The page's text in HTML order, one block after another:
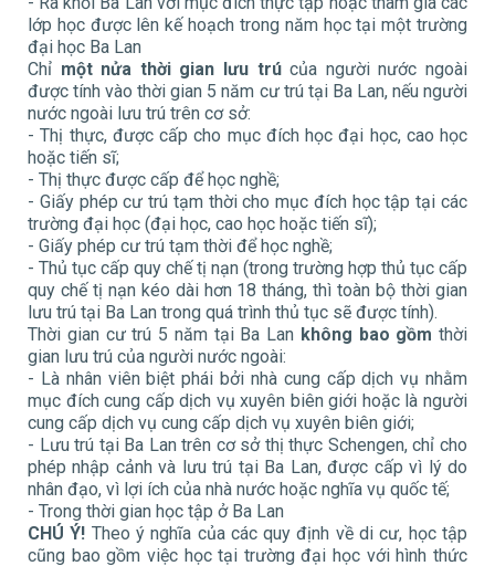
lớp học được lên kế hoạch trong năm học tại một trường
đại học Ba Lan
Chỉ một nửa thời gian lưu trúcủa người nước ngoài
được tính vào thời gian 5 năm cư trú tại Ba Lan, nếu người
nước ngoài lưu trú trên cơ sở:
- Thị thực, được cấp cho mục đích học đại học, cao học
hoặc tiến sĩ;
- Thị thực được cấp để học nghề;
- Giấy phép cư trú tạm thời cho mục đích học tập tại các
trường đại học (đại học, cao học hoặc tiến sĩ);
- Giấy phép cư trú tạm thời để học nghề;
- Thủ tục cấp quy chế tị nạn (trong trường hợp thủ tục cấp
quy chế tị nạn kéo dài hơn 18 tháng, thì toàn bộ thời gian
lưu trú tại Ba Lan trong quá trình thủ tục sẽ được tính).
Thời gian cư trú 5 năm tại Ba Lan không bao gồm thời
gian lưu trú của người nước ngoài:
- Là nhân viên biệt phái bởi nhà cung cấp dịch vụ nhằm
mục đích cung cấp dịch vụ xuyên biên giới hoặc là người
cung cấp dịch vụ cung cấp dịch vụ xuyên biên giới;
- Lưu trú tại Ba Lan trên cơ sở thị thực Schengen, chỉ cho
phép nhập cảnh và lưu trú tại Ba Lan, được cấp vì lý do
nhân đạo, vì lợi ích của nhà nước hoặc nghĩa vụ quốc tế;
- Trong thời gian học tập ở Ba Lan
CHÚ Ý! Theo ý nghĩa của các quy định về di cư, học tập
cũng bao gồm việc học tại trường đại học với hình thức